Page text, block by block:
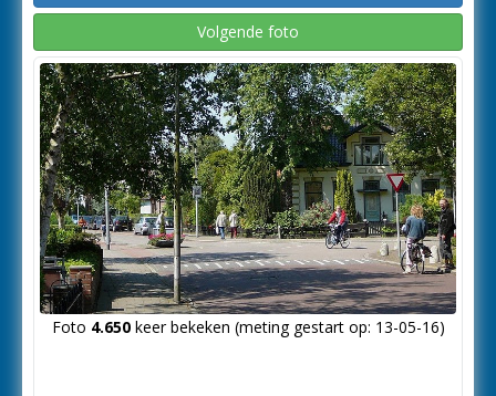
Volgende foto
Foto 4.650keer bekeken (meting gestart op: 13-05-16)